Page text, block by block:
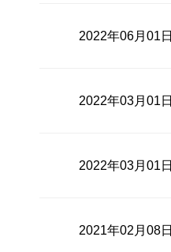
2022年06月01日
2022年03月01日
2022年03月01日
2021年02月08日